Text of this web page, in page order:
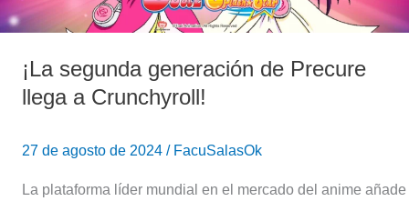
¡La segunda generación de Precure
llega a Crunchyroll!
27 de agosto de 2024 / FacuSalasOk
La plataforma líder mundial en el mercado del anime añade